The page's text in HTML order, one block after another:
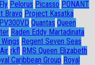
Pelorus Picasso PONANT
Bravo Project Kasatka
PV300VD Quantas Queen
Raden Eddy Martadinata
Wings Regent Seven Seas
rkfl RMS Queen Elizabeth
Caribbean Group Royal